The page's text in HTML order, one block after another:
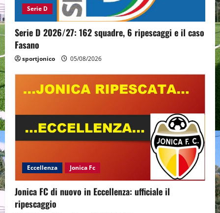
Serie D
Serie D 2026/27: 162 squadre, 6 ripescaggi e il caso
Fasano
sportjonico 05/08/2026
Eccellenza Jonica Fc
Jonica FC di nuovo in Eccellenza: ufficiale il
ripescaggio